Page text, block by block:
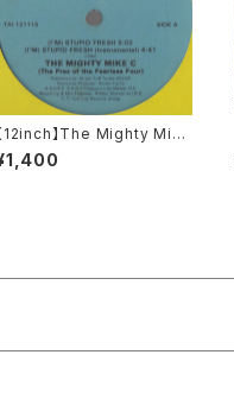
12inch】The Mighty Mike
/ (I'm) Stupid Fresh